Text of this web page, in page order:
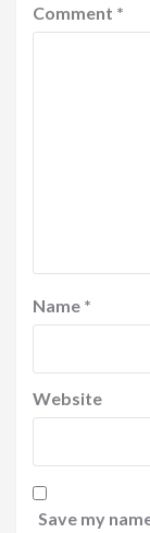
Comment *
Name *
Website
Save my